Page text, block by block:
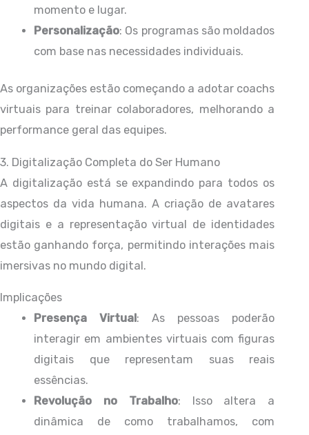
momento e lugar.
Personalização: Os programas são moldados
com base nas necessidades individuais.
As organizações estão começando a adotar coachs
virtuais para treinar colaboradores, melhorando a
performance geral das equipes.
3. Digitalização Completa do Ser Humano
A digitalização está se expandindo para todos os
aspectos da vida humana. A criação de avatares
digitais e a representação virtual de identidades
estão ganhando força, permitindo interações mais
imersivas no mundo digital.
Implicações
Presença Virtual : As pessoas poderão
interagir em ambientes virtuais com figuras
digitais que representam suas reais
essências.
Revolução no Trabalho: Isso altera a
dinâmica de como trabalhamos, com